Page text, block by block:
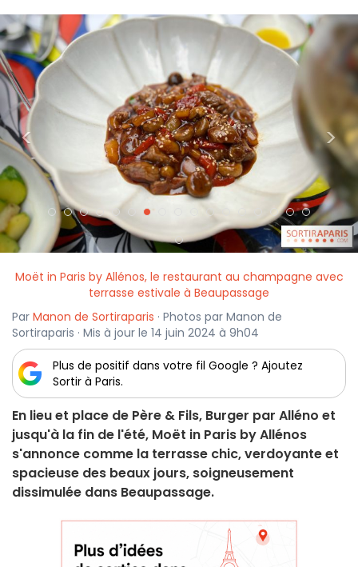
< >
Moët in Paris by Allénos, le restaurant au champagne avec
terrasse estivale à Beaupassage
Par Manon de Sortiraparis · Photos par Manon de
Sortiraparis · Mis à jour le 14 juin 2024 à 9h04
Plus de positif dans votre fil Google ? Ajoutez
Sortir à Paris.
En lieu et place de Père & Fils, Burger par Alléno et
jusqu'à la fin de l'été, Moët in Paris by Allénos
s'annonce comme la terrasse chic, verdoyante et
spacieuse des beaux jours, soigneusement
dissimulée dans Beaupassage.